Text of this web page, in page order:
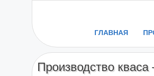
ГЛАВНАЯ
Производство кваса